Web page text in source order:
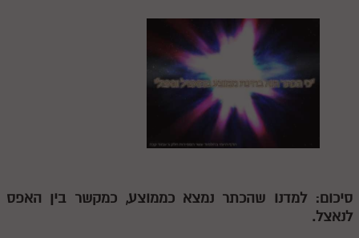
סיכום: למדנו שהכתר נמצא כממוצע, כמקשר בין האפס
לנאצל.